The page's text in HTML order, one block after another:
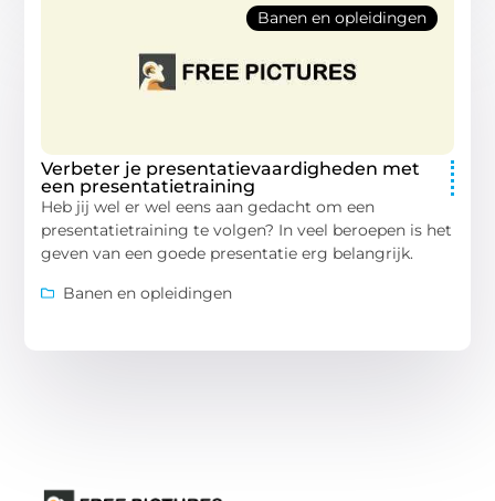
Banen en opleidingen
Verbeter je presentatievaardigheden met
een presentatietraining
Heb jij wel er wel eens aan gedacht om een
presentatietraining te volgen? In veel beroepen is het
geven van een goede presentatie erg belangrijk.
Banen en opleidingen